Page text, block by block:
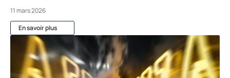
11 mars 2026
En savoir plus